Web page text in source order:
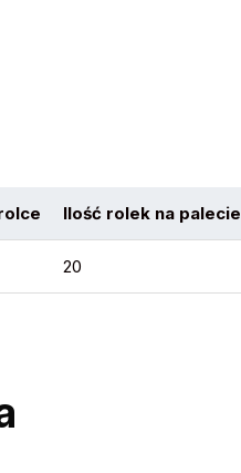
Ilość rolek na palecie
20